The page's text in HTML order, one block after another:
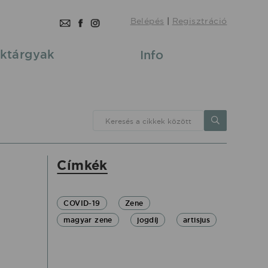
Belépés | Regisztráció
Info
Keresés a cikkek között
Címkék
COVID-19
Zene
magyar zene
jogdíj artisjus